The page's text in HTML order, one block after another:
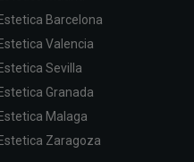
Estetica Barcelona
Estetica Valencia
Estetica Sevilla
Estetica Granada
Estetica Malaga
Estetica Zaragoza